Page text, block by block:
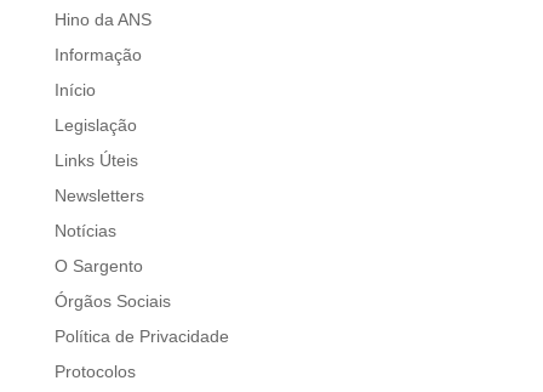
Hino da ANS
Informação
Início
Legislação
Links Úteis
Newsletters
Notícias
O Sargento
Órgãos Sociais
Política de Privacidade
Protocolos